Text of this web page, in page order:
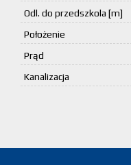
Odl. do przedszkola [m]
Położenie
Prąd
Kanalizacja